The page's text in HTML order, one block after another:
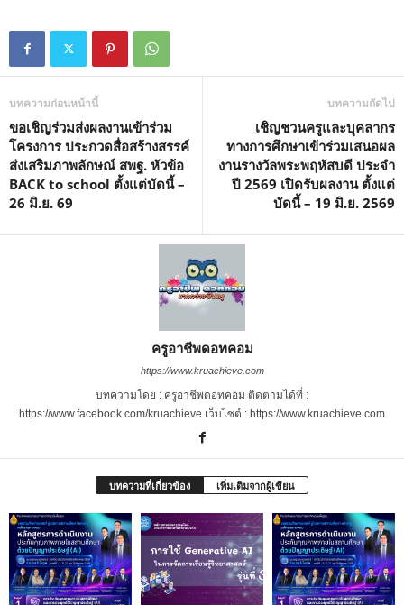
บทความก่อนหน้านี้
ขอเชิญร่วมส่งผลงานเข้าร่วม
โครงการ ประกวดสื่อสร้างสรรค์
ส่งเสริมภาพลักษณ์ สพฐ. หัวข้อ
BACK to school ตั้งแต่บัดนี้ –
26 มิ.ย. 69
บทความถัดไป
เชิญชวนครูและบุคลากร
ทางการศึกษาเข้าร่วมเสนอผล
งานรางวัลพระพฤหัสบดี ประจำ
ปี 2569 เปิดรับผลงาน ตั้งแต่
บัดนี้ – 19 มิ.ย. 2569
ครูอาชีพดอทคอม
https://www.kruachieve.com
บทความโดย : ครูอาชีพดอทคอม ติดตามได้ที่ :
https://www.facebook.com/kruachieve เว็บไซต์ : https://www.kruachieve.com
บทความที่เกี่ยวข้อง เพิ่มเติมจากผู้เขียน